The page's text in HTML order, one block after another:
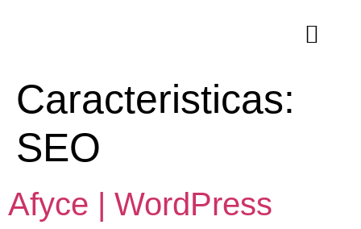
Caracteristicas:
SEO
Afyce | WordPress